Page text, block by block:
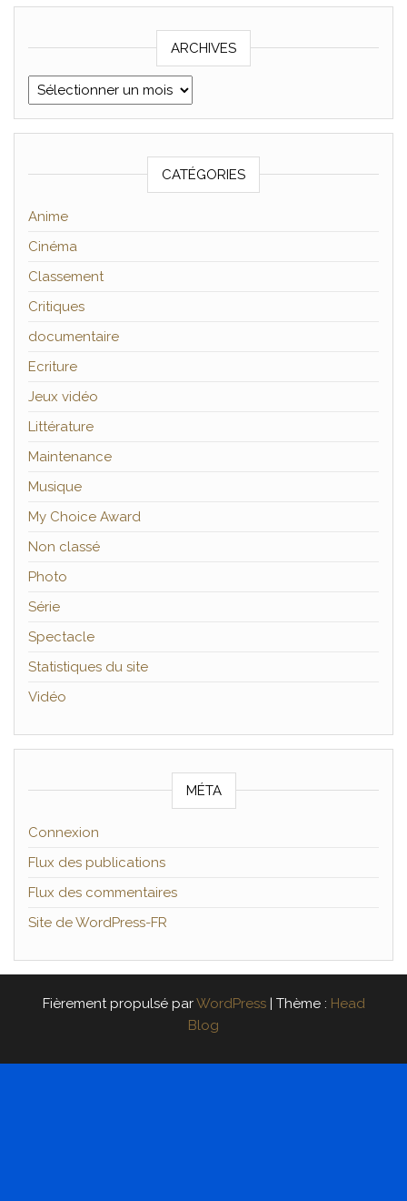
ARCHIVES
Archives
CATÉGORIES
Anime
Cinéma
Classement
Critiques
documentaire
Ecriture
Jeux vidéo
Littérature
Maintenance
Musique
My Choice Award
Non classé
Photo
Série
Spectacle
Statistiques du site
Vidéo
MÉTA
Connexion
Flux des publications
Flux des commentaires
Site de WordPress-FR
Fièrement propulsé parWordPress | Thème : Head
Blog